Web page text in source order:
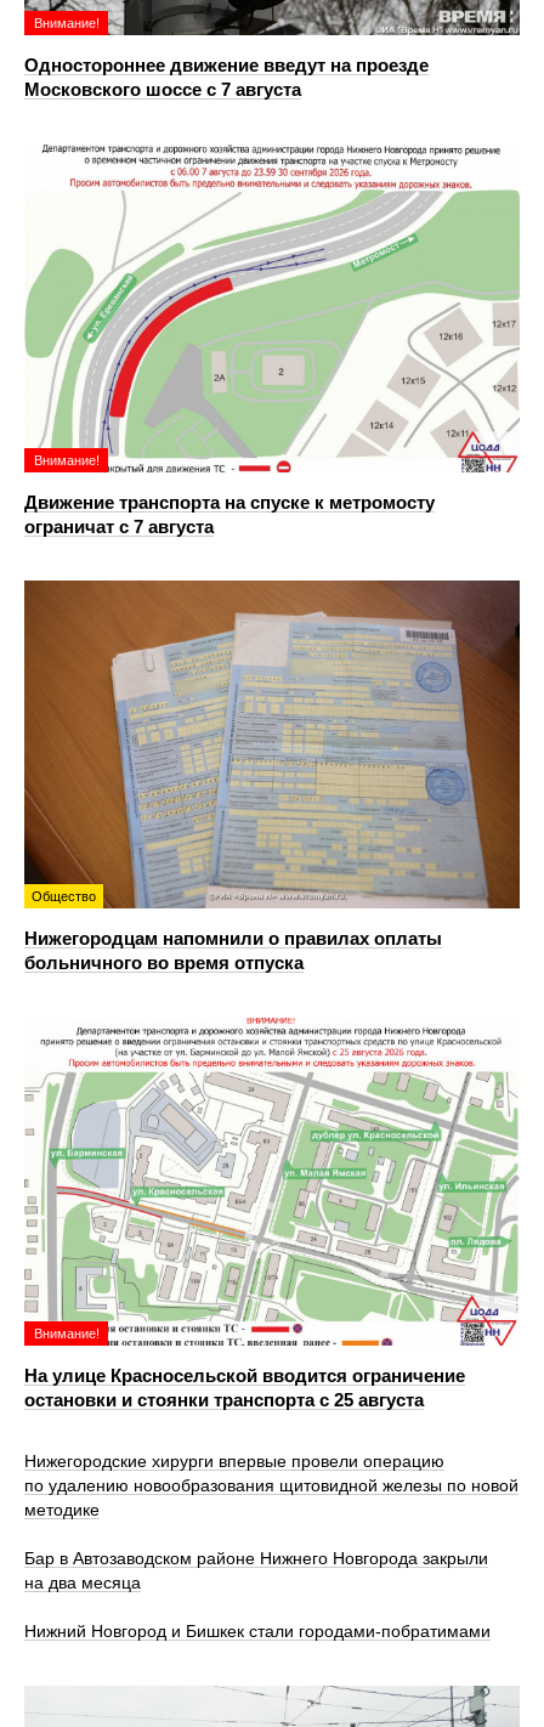
Внимание!
Одностороннее движение введут на проезде
Московского шоссе с 7 августа
Внимание!
Движение транспорта на спуске к метромосту
ограничат с 7 августа
Общество
Нижегородцам напомнили о правилах оплаты
больничного во время отпуска
Внимание!
На улице Красносельской вводится ограничение
остановки и стоянки транспорта с 25 августа
Нижегородские хирурги впервые провели операцию
по удалению новообразования щитовидной железы по новой
методике
Бар в Автозаводском районе Нижнего Новгорода закрыли
на два месяца
Нижний Новгород и Бишкек стали городами-побратимами